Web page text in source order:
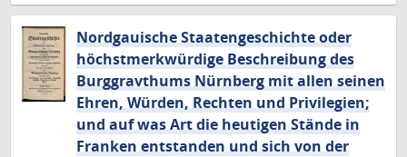
Nordgauische Staatengeschichte oder
höchstmerkwürdige Beschreibung des
Burggravthums Nürnberg mit allen seinen
Ehren, Würden, Rechten und Privilegien;
und auf was Art die heutigen Stände in
Franken entstanden und sich von der